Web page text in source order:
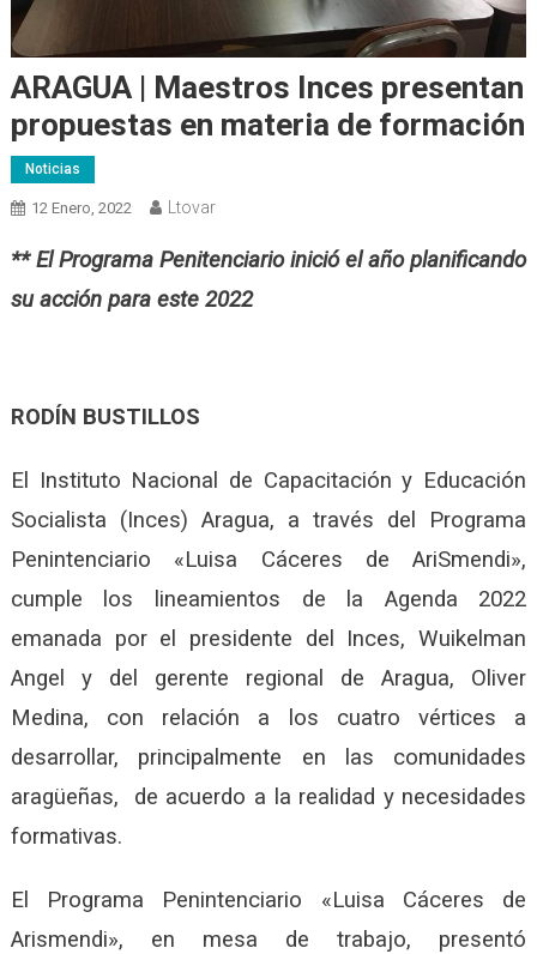
ARAGUA | Maestros Inces presentan
propuestas en materia de formación
Noticias
12 Enero, 2022 Ltovar
** El Programa Penitenciario inició el año planificando
su acción para este 2022
RODÍN BUSTILLOS
El Instituto Nacional de Capacitación y Educación
Socialista (Inces) Aragua, a través del Programa
Penintenciario «Luisa Cáceres de AriSmendi»,
cumple los lineamientos de la Agenda 2022
emanada por el presidente del Inces, Wuikelman
Angel y del gerente regional de Aragua, Oliver
Medina, con relación a los cuatro vértices a
desarrollar, principalmente en las comunidades
aragüeñas, de acuerdo a la realidad y necesidades
formativas.
El Programa Penintenciario «Luisa Cáceres de
Arismendi», en mesa de trabajo, presentó